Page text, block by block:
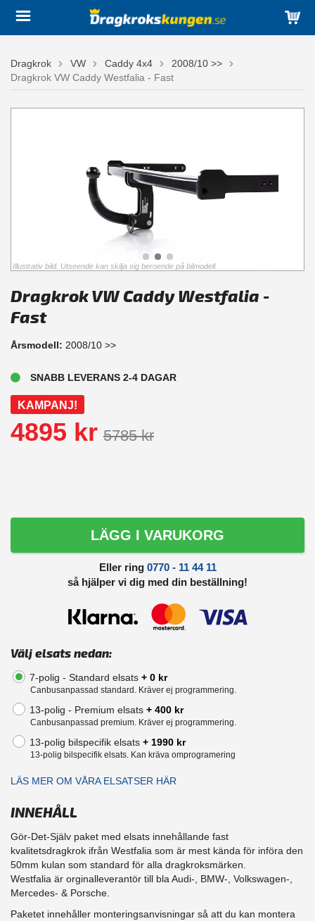
Dragkrok VW Caddy 4x4
2008/10 >>
Dragkrok VW Caddy Westfalia - Fast
Illustrativ bild. Utseende kan skilja sig beroende på bilmodell.
Dragkrok VW Caddy Westfalia -
Fast
Årsmodell: 2008/10 >>
SNABB LEVERANS 2-4 DAGAR
KAMPANJ!
4895 kr 5785 kr
LÄGG I VARUKORG
Eller ring 0770 - 11 44 11
så hjälper vi dig med din beställning!
Välj elsats nedan:
7-polig - Standard elsats + 0 kr
Canbusanpassad standard. Kräver ej programmering.
13-polig - Premium elsats + 400 kr
Canbusanpassad premium. Kräver ej programmering.
13-polig bilspecifik elsats + 1990 kr
13-polig bilspecifik elsats. Kan kräva omprogramering
LÄS MER OM VÅRA ELSATSER HÄR
INNEHÅLL
Gör-Det-Själv paket med elsats innehållande fast
kvalitetsdragkrok ifrån Westfalia som är mest kända för införa den
50mm kulan som standard för alla dragkroksmärken.
Westfalia är orginalleverantör till bla Audi-, BMW-, Volkswagen-,
Mercedes- & Porsche.
Paketet innehåller monteringsanvisningar så att du kan montera